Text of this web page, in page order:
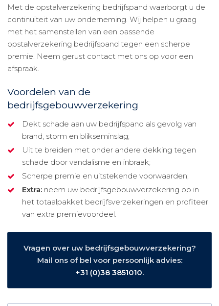
Met de opstalverzekering bedrijfspand waarborgt u de
continuïteit van uw onderneming. Wij helpen u graag
met het samenstellen van een passende
opstalverzekering bedrijfspand tegen een scherpe
premie. Neem gerust contact met ons op voor een
afspraak.
Voordelen van de
bedrijfsgebouwverzekering
Dekt schade aan uw bedrijfspand als gevolg van
brand, storm en blikseminslag;
Uit te breiden met onder andere dekking tegen
schade door vandalisme en inbraak;
Scherpe premie en uitstekende voorwaarden;
Extra: neem uw bedrijfsgebouwverzekering op in
het totaalpakket bedrijfsverzekeringen en profiteer
van extra premievoordeel.
Vragen over uw bedrijfsgebouwverzekering?
Mail ons of bel voor persoonlijk advies:
+31 (0)38 3851010.